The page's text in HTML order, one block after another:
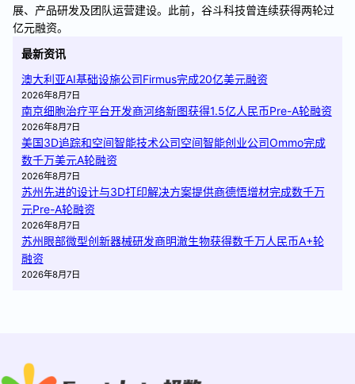
展、产品研发及团队运营建设。此前，谷斗科技曾连续获得两轮过
亿元融资。
最新资讯
澳大利亚AI基础设施公司Firmus完成20亿美元融资
2026年8月7日
南京细胞治疗平台开发商河络新图获得1.5亿人民币Pre-A轮融资
2026年8月7日
美国3D追踪和空间智能技术公司空间智能创业公司Ommo完成
数千万美元A轮融资
2026年8月7日
苏州先进的设计与3D打印解决方案提供商德悟增材完成数千万
元Pre-A轮融资
2026年8月7日
苏州眼部微型创新器械研发商明澈生物获得数千万人民币A+轮
融资
2026年8月7日